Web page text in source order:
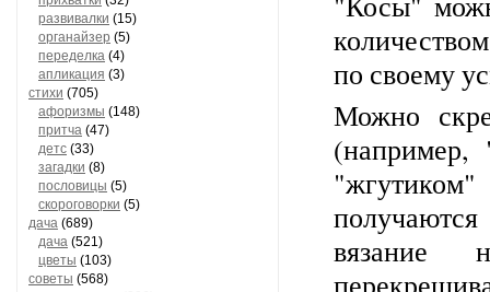
развивалки (15)
органайзер (5)
переделка (4)
апликация (3)
стихи (705)
афоризмы (148)
притча (47)
детс (33)
загадки (8)
пословицы (5)
скороговорки (5)
дача (689)
дача (521)
цветы (103)
советы (568)
по своему
Можно
"жгутиком"
вязание